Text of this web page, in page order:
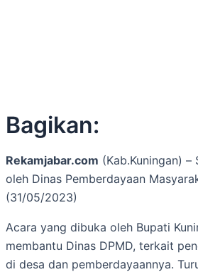
Bagikan:
Rekamjabar.com (Kab.Kuningan) –
oleh Dinas Pemberdayaan
(31/05/2023)
Acara yang dibuka oleh Bupati
membantu Dinas DPMD, terkait
di desa dan pemberdayaannya.